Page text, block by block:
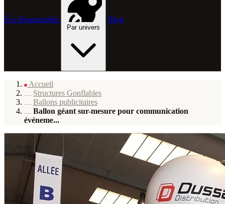
Éco Responsable
Par univers
Blog
Accueil
Structures Gonflables
Ballons publicitaires
Ballon géant sur-mesure pour communication
événeme...